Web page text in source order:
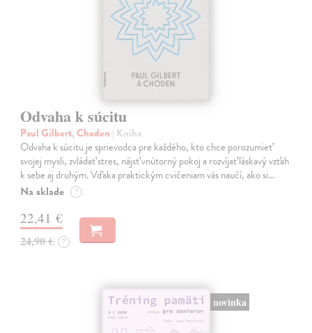
Odvaha k súcitu
Paul Gilbert, Choden | Kniha
Odvaha k súcitu je sprievodca pre každého, kto chce porozumieť
svojej mysli, zvládať stres, nájsť vnútorný pokoj a rozvíjať láskavý vzťah
k sebe aj druhým. Vďaka praktickým cvičeniam vás naučí, ako si…
Na sklade ?
22,41 €
24,90 € ?
novinka